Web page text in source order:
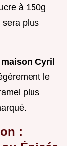
à 150g
sera plus
Cyril
le
plus
: